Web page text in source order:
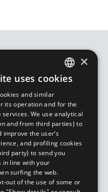
ENGLISH
×
uses cookies
and similar
its operation and for the
We use analytical
and from third parties) to
improve the user’s
and profiling cookies
party) to send you
in line with your
surfing the web.
out of the use of some or